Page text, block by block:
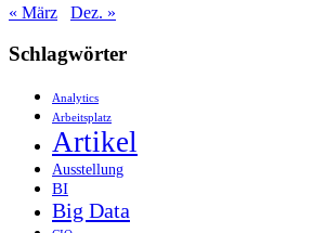
« März
Dez. »
Schlagwörter
Analytics
Arbeitsplatz
Artikel
Ausstellung
BI
Big Data